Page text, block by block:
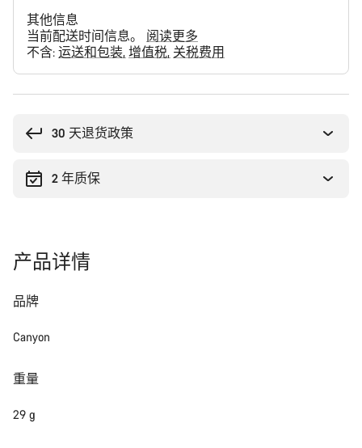
其他信息
当前配送时间信息。 阅读更多
不含: 运送和包装 增值税 关税费用
30 天退货政策
2 年质保
产品详情
品牌
Canyon
重量
29 g